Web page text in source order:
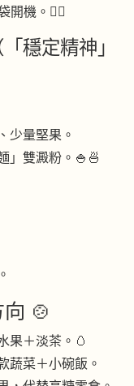
開機。🚶‍♂️
穩定精神」
少量堅果。
」雙澱粉。🍚🍜
🍲
果＋淡茶。🥚
蔬菜＋小碗飯。